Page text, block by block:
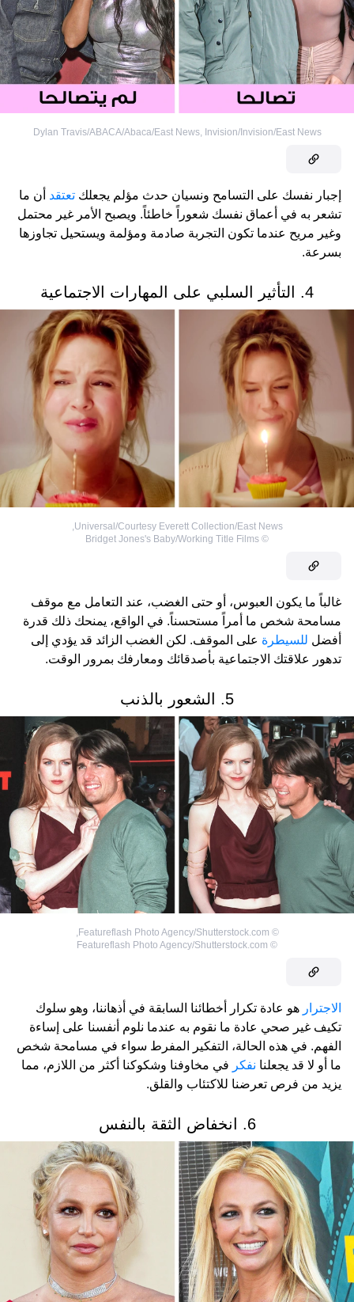
Dylan Travis/ABACA/Abaca/East News, Invision/Invision/East News
إجبار نفسك على التسامح ونسيان حدث مؤلم يجعلك تعتقد أن ما
تشعر به في أعماق نفسك شعوراً خاطئاً. ويصبح الأمر غير محتمل
وغير مريح عندما تكون التجربة صادمة ومؤلمة ويستحيل تجاوزها
بسرعة.
4. التأثير السلبي على المهارات الاجتماعية
Universal/Courtesy Everett Collection/East News
©
Bridget Jones's Baby/Working Title Films
غالباً ما يكون العبوس، أو حتى الغضب، عند التعامل مع موقف
مسامحة شخص ما أمراً مستحسناً. في الواقع، يمنحك ذلك قدرة
أفضل للسيطرة على الموقف. لكن الغضب الزائد قد يؤدي إلى
تدهور علاقتك الاجتماعية بأصدقائك ومعارفك بمرور الوقت.
5. الشعور بالذنب
©
Featureflash Photo Agency/Shutterstock.com
,
©
Featureflash Photo Agency/Shutterstock.com
الاجترار هو عادة تكرار أخطائنا السابقة في أذهاننا، وهو سلوك
تكيف غير صحي عادة ما نقوم به عندما نلوم أنفسنا على إساءة
الفهم. في هذه الحالة، التفكير المفرط سواء في مسامحة شخص
ما أو لا قد يجعلنا نفكر في مخاوفنا وشكوكنا أكثر من اللازم، مما
يزيد من فرص تعرضنا للاكتئاب والقلق.
6. انخفاض الثقة بالنفس